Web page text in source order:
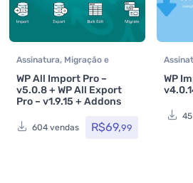
Assinatura, Migração e
Backup , Performance
Plugins
WP All Import Pro –
v5.0.8 + WP All Export
Pro – v1.9.15 + Addons
604 vendas R$69,99
WP